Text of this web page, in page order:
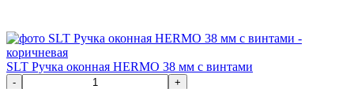
SLT Ручка оконная HERMO 38 мм с винтами
- +